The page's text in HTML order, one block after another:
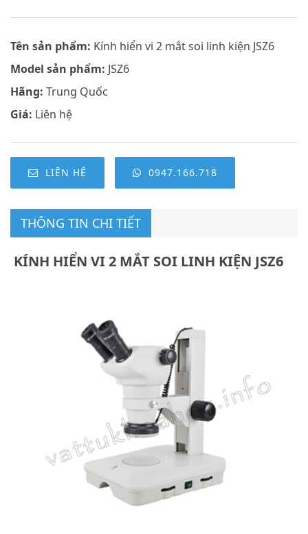
Tên sản phẩm: Kính hiển vi 2 mắt soi linh kiện JSZ6
Model sản phẩm: JSZ6
Hãng: Trung Quốc
Giá: Liên hệ
LIÊN HỆ 0947.166.718
THÔNG TIN CHI TIẾT
KÍNH HIỂN VI 2 MẮT SOI LINH KIỆN JSZ6